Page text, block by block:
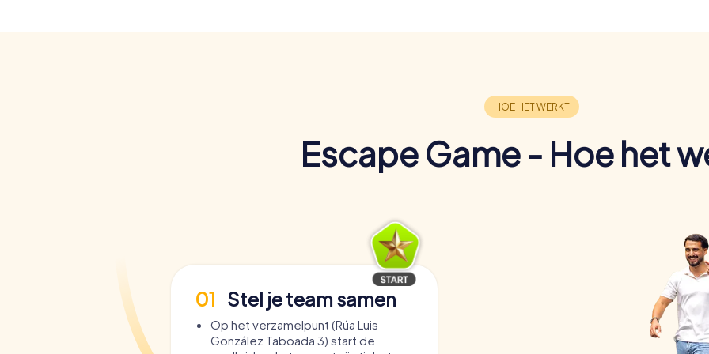
Escape Game - Hoe het
01 Stel je team samen
Op het verzamelpunt (Rúa Luis
González Taboada 3) start de